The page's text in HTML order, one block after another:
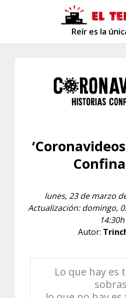
Reír es la
lunes, 23 de marzo
Actualización: domingo,
14:30h
Autor:
Lo que hay es